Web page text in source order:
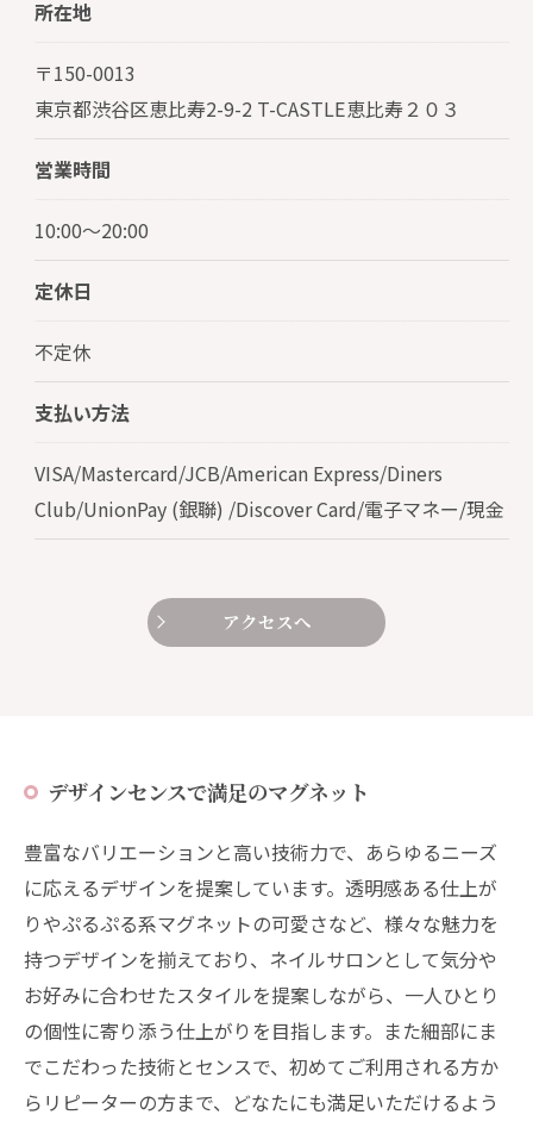
所在地
〒150-0013
東京都渋谷区恵比寿2-9-2 T-CASTLE恵比寿２０３
営業時間
10:00～20:00
定休日
不定休
支払い方法
VISA/Mastercard/JCB/American Express/Diners
Club/UnionPay (銀聯) /Discover Card/電子マネー/現金
アクセスへ
デザインセンスで満足のマグネット
豊富なバリエーションと高い技術力で、あらゆるニーズ
に応えるデザインを提案しています。透明感ある仕上が
りやぷるぷる系マグネットの可愛さなど、様々な魅力を
持つデザインを揃えており、ネイルサロンとして気分や
お好みに合わせたスタイルを提案しながら、一人ひとり
の個性に寄り添う仕上がりを目指します。また細部にま
でこだわった技術とセンスで、初めてご利用される方か
らリピーターの方まで、どなたにも満足いただけるよう